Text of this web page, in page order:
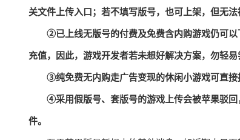
关文件上传入口；若不填写版号，也可上架，但无法
②已上线无版号的付费及免费含内购游戏仍可
充值，因此，游戏开发者若未想好解决方案，勿轻易
③纯免费无内购走广告变现的休闲小游戏可直接
④采用假版号、套版号的游戏上传会被苹果驳
件。